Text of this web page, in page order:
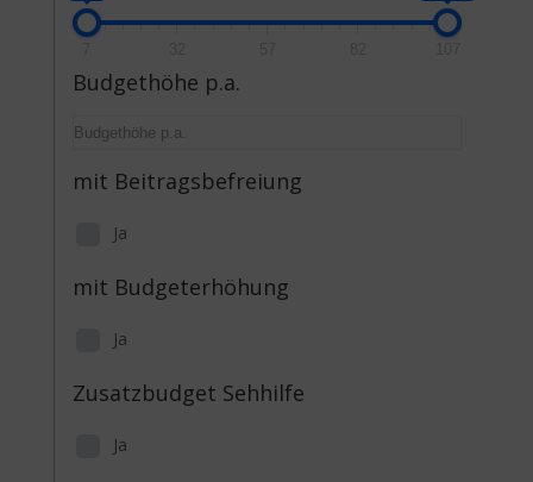
Budgethöhe p.a.
mit Beitragsbefreiung
Ja
mit Budgeterhöhung
Ja
Zusatzbudget Sehhilfe
Ja